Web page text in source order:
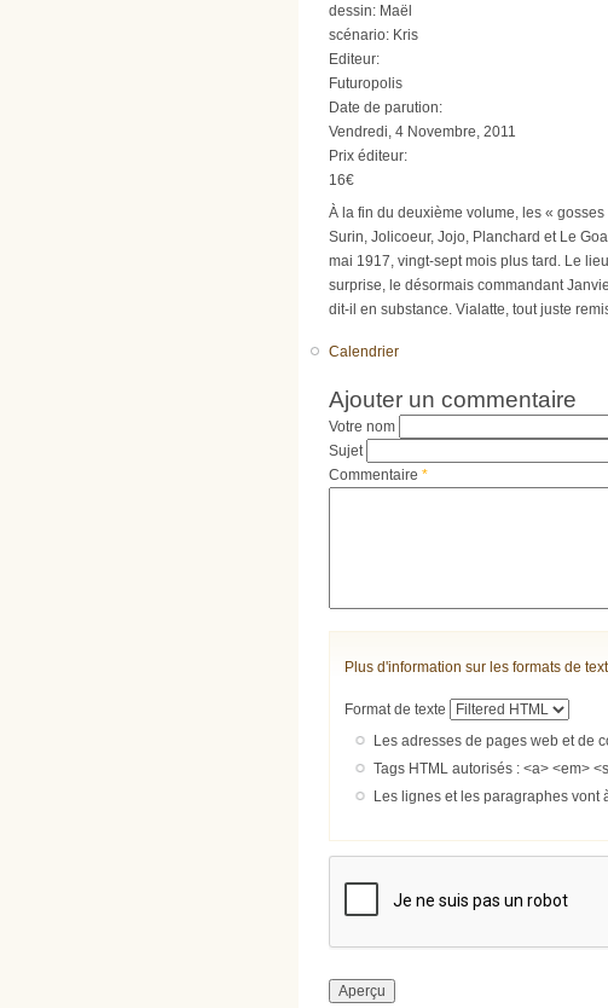
dessin: Maël
scénario: Kris
Editeur:
Futuropolis
Date de parution:
Vendredi, 4 Novembre, 2011
Prix éditeur:
16€
À la fin du deuxième volume, les «
Surin, Jolicoeur, Jojo, Planchard et Le
mai 1917, vingt-sept mois plus tard. Le
surprise, le désormais commandant
dit-il en substance. Vialatte, tout juste
Calendrier
Ajouter un commentaire
Votre nom
Sujet
Commentaire *
Plus d'information sur les formats de
Format de texte
Les adresses de pages web et de
Tags HTML autorisés : <a> <em>
Les lignes et les paragraphes vont